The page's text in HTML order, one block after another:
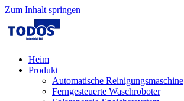
Zum Inhalt springen
Heim
Produkt
Automatische Reinigungsmaschine
Ferngesteuerte Waschroboter